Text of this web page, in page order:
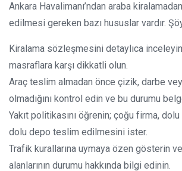
Ankara Havalimanı’ndan araba
edilmesi gereken bazı hususlar vardır.
Kiralama sözleşmesini detaylıca
masraflara karşı dikkatli olun.
Araç teslim almadan önce çizik, darbe
olmadığını kontrol edin ve bu durumu
Yakıt politikasını öğrenin; çoğu firma,
dolu depo teslim edilmesini ister.
Trafik kurallarına uymaya özen gösterin
alanlarının durumu hakkında bilgi edinin.